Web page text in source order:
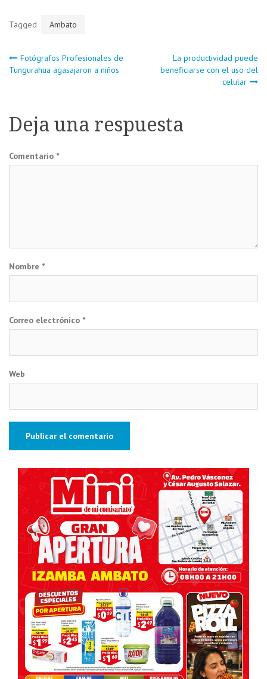
Tagged Ambato
Navegación
entradas
Fotógrafos Profesionales de
Tungurahua agasajaron a niños
La productividad puede
beneficiarse con el uso del
celular
Deja una respuesta
Comentario *
Nombre *
Correo electrónico *
Web